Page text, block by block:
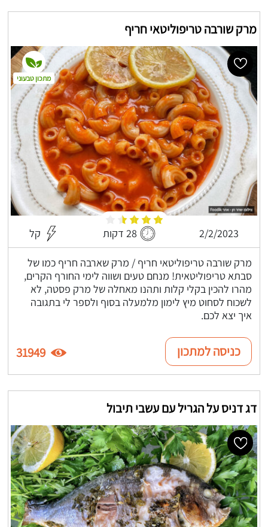
מרק שורבה טריפוליטאי חריף
2/2/2023 28 דקות קל
מרק שורבה טריפוליטאי חריף / מרק שארבה חריף כמו של
סבתא טריפוליטאית! מנחם טעים ושווה לימי החורף הקרים,
מהרו להכין בקלי קלות ותהנו מאחלה של מרק פסטה, לא
לשכוח לסחוט מיץ לימון מלמעלה בסוף ולספר לי בתגובה
איך יצא לכם.
מתכון טבעוני
כניסה למתכון 31949
דג דניס על הגריל עם עשבי תיבול